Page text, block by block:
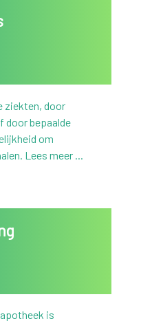
ziekten, door
door bepaalde
om
Lees meer ...
is